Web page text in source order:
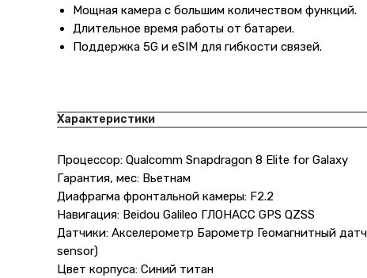
Мощная камера с большим количеством функций.
Длительное время работы от батареи.
Поддержка 5G и eSIM для гибкости связей.
Характеристики
Процессор: Qualcomm Snapdragon 8 Elite for Galaxy
Гарантия, мес: Вьетнам
Диафрагма фронтальной камеры: F2.2
Навигация: Beidou Galileo ГЛОНАСС GPS QZSS
Датчики: Акселерометр Барометр Геомагнитный
sensor)
Цвет корпуса: Синий титан